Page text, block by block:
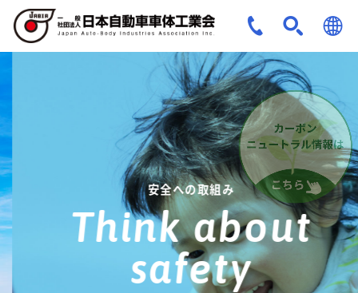
ENG
安全への取組み
Think about
safety